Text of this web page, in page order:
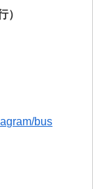
）
bus